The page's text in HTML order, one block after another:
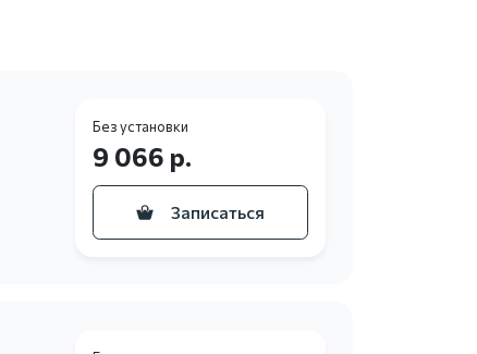
Без установки
9 066 р.
Записаться